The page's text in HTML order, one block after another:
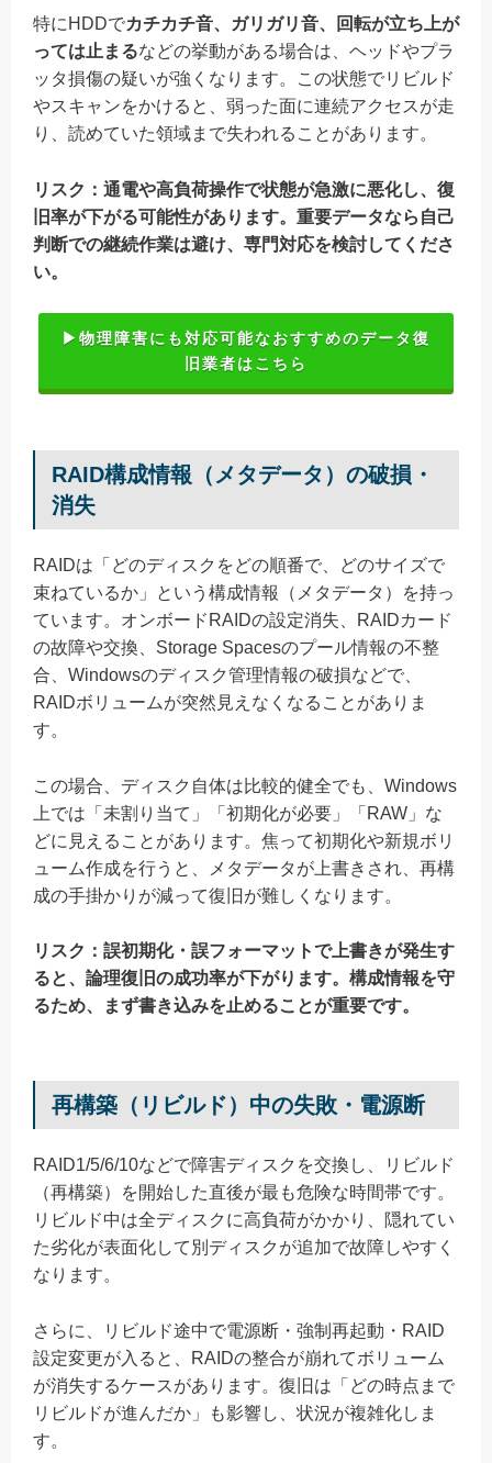
特にHDDでカチカチ音、ガリガリ音、回転が立ち上が
っては止まるなどの挙動がある場合は、ヘッドやプラ
ッタ損傷の疑いが強くなります。この状態でリビルド
やスキャンをかけると、弱った面に連続アクセスが走
り、読めていた領域まで失われることがあります。
リスク：通電や高負荷操作で状態が急激に悪化し、復
旧率が下がる可能性があります。重要データなら自己
判断での継続作業は避け、専門対応を検討してくださ
い。
▶物理障害にも対応可能なおすすめのデータ復
旧業者はこちら
RAID構成情報（メタデータ）の破損・
消失
RAIDは「どのディスクをどの順番で、どのサイズで
束ねているか」という構成情報（メタデータ）を持っ
ています。オンボードRAIDの設定消失、RAIDカード
の故障や交換、Storage Spacesのプール情報の不整
合、Windowsのディスク管理情報の破損などで、
RAIDボリュームが突然見えなくなることがありま
す。
この場合、ディスク自体は比較的健全でも、Windows
上では「未割り当て」「初期化が必要」「RAW」な
どに見えることがあります。焦って初期化や新規ボリ
ューム作成を行うと、メタデータが上書きされ、再構
成の手掛かりが減って復旧が難しくなります。
リスク：誤初期化・誤フォーマットで上書きが発生す
ると、論理復旧の成功率が下がります。構成情報を守
るため、まず書き込みを止めることが重要です。
再構築（リビルド）中の失敗・電源断
RAID1/5/6/10などで障害ディスクを交換し、リビルド
（再構築）を開始した直後が最も危険な時間帯です。
リビルド中は全ディスクに高負荷がかかり、隠れてい
た劣化が表面化して別ディスクが追加で故障しやすく
なります。
さらに、リビルド途中で電源断・強制再起動・RAID
設定変更が入ると、RAIDの整合が崩れてボリューム
が消失するケースがあります。復旧は「どの時点まで
リビルドが進んだか」も影響し、状況が複雑化しま
す。